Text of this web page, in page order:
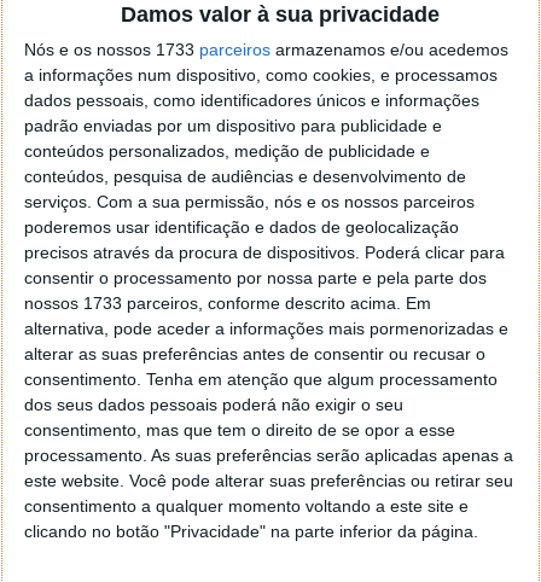
Damos valor à sua privacidade
Nós e os nossos 1733 parceiros armazenamos e/ou acedemos
a informações num dispositivo, como cookies, e processamos
dados pessoais, como identificadores únicos e informações
padrão enviadas por um dispositivo para publicidade e
conteúdos personalizados, medição de publicidade e
conteúdos, pesquisa de audiências e desenvolvimento de
serviços. Com a sua permissão, nós e os nossos parceiros
poderemos usar identificação e dados de geolocalização
precisos através da procura de dispositivos. Poderá clicar para
consentir o processamento por nossa parte e pela parte dos
nossos 1733 parceiros, conforme descrito acima. Em
alternativa, pode aceder a informações mais pormenorizadas e
alterar as suas preferências antes de consentir ou recusar o
consentimento. Tenha em atenção que algum processamento
dos seus dados pessoais poderá não exigir o seu
consentimento, mas que tem o direito de se opor a esse
processamento. As suas preferências serão aplicadas apenas a
este website. Você pode alterar suas preferências ou retirar seu
consentimento a qualquer momento voltando a este site e
clicando no botão "Privacidade" na parte inferior da página.